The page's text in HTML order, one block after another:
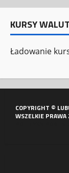
KURSY WALUT
Ładowanie
COPYRIGHT ©
WSZELKIE PRAWA